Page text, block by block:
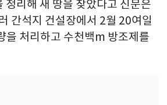
정리해 새 땅을 찾았다고 신문은
간석지 건설장에서 2월 20여일
을 처리하고 수천백m 방조제를